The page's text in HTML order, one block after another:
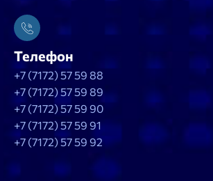
Телефон
+7 (7172) 57 59 88
+7 (7172) 57 59 89
+7 (7172) 57 59 90
+7 (7172) 57 59 91
+7 (7172) 57 59 92